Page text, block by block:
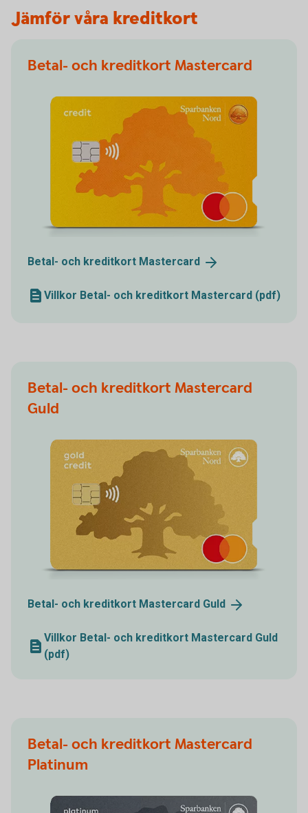
Jämför våra kreditkort
Betal- och kreditkort Mastercard
Betal- och kreditkort Mastercard
Villkor Betal- och kreditkort Mastercard (pdf)
Betal- och kreditkort Mastercard
Guld
Betal- och kreditkort Mastercard Guld
Villkor Betal- och kreditkort Mastercard Guld
(pdf)
Betal- och kreditkort Mastercard
Platinum